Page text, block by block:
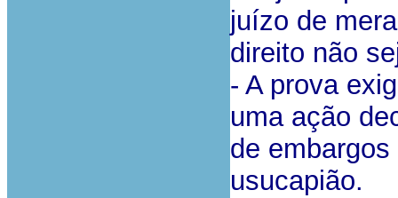
juízo de
direito não
- A prova
uma ação
de
usucapião.